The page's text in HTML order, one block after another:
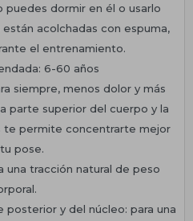
puedes dormir en él o usarlo
acolchadas con espuma,
el entrenamiento.
6-60 años
siempre, menos dolor y más
parte superior del cuerpo y la
te permite concentrarte mejor
pose.
una tracción natural de peso
posterior y del núcleo: para una